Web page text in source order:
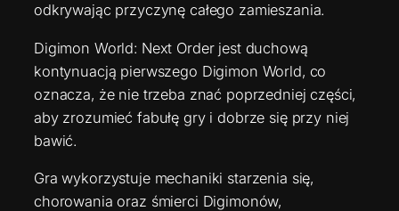
odkrywając przyczynę całego zamieszania.
Digimon World: Next Order jest duchową
kontynuacją pierwszego Digimon World, co
oznacza, że nie trzeba znać poprzedniej części,
aby zrozumieć fabułę gry i dobrze się przy niej
bawić.
Gra wykorzystuje mechaniki starzenia się,
chorowania oraz śmierci Digimonów,